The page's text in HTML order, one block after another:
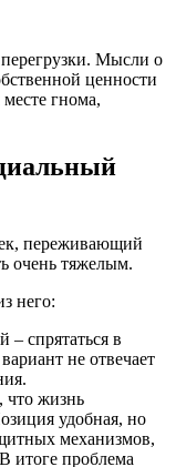
Мысли о
ценности
гнома,
переживающий
очень тяжелым.
него:
спрятаться в
не отвечает
что жизнь
удобная, но
механизмов,
итоге проблема